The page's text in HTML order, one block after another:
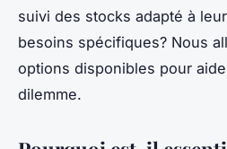
suivi des stocks adapté à
besoins spécifiques? Nous
options disponibles pour
dilemme.